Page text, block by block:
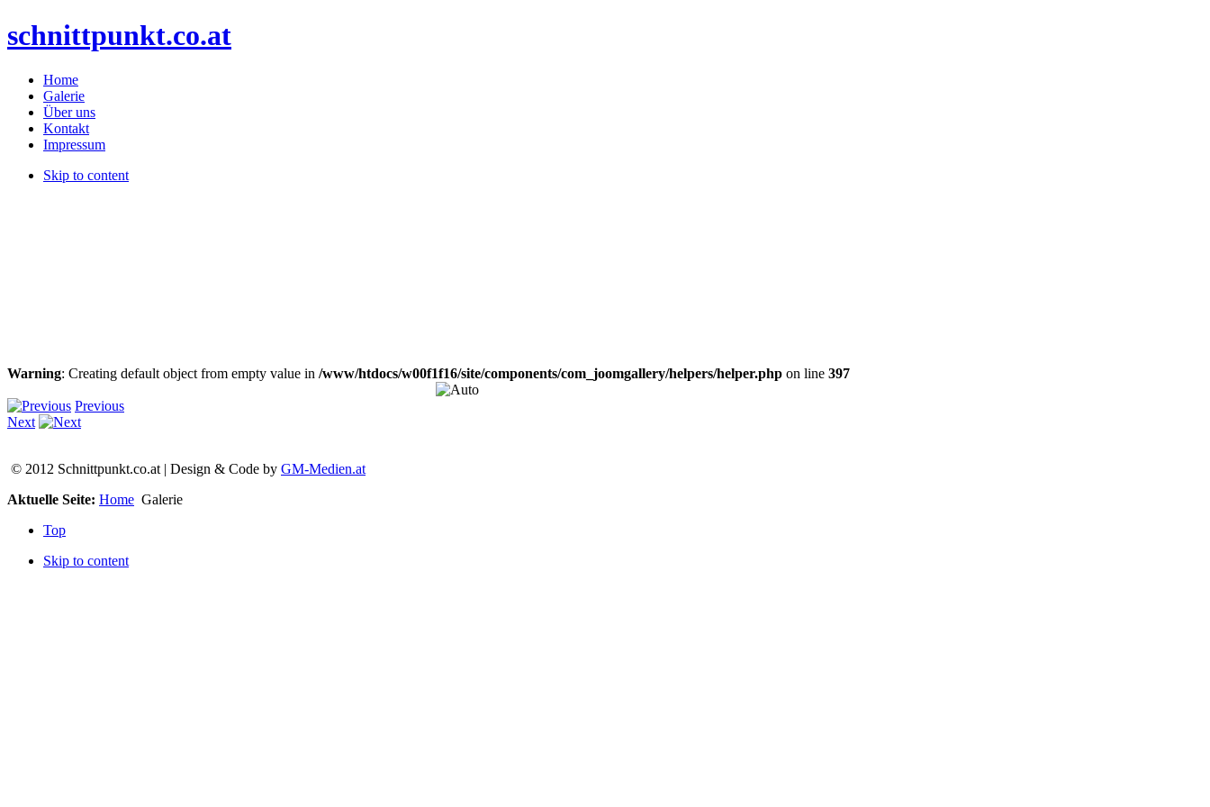
schnittpunkt.co.at
Home
Galerie
Über uns
Kontakt
Impressum
Skip to content
Warning: Creating default object from empty value in /www/htdocs/w00f1f16/site/components/com_joomgallery/helpers/helper.php on line 397
Previous
Next
© 2012 Schnittpunkt.co.at | Design & Code by GM-Medien.at
Aktuelle Seite: Home Galerie
Top
Skip to content